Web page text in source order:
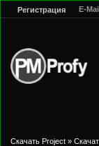
Регистрация E-
Скачать Project »